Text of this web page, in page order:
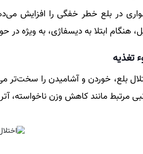
در بلع خطر خفگی را افزایش
هنگام ابتلا به دیسفاژی، به ویژه
تغذیه
بلع، خوردن و آشامیدن را سخت‌تر
مرتبط مانند کاهش وزن ناخواسته،